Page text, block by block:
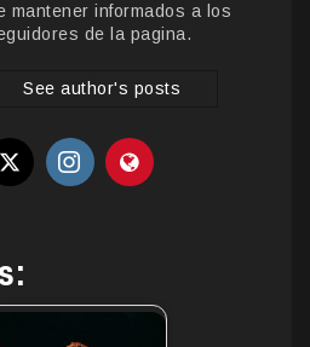
mantener informados a los
de la pagina.
See author's posts